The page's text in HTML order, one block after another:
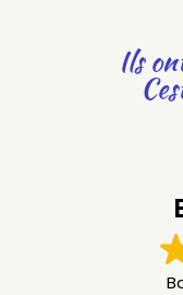
Ils